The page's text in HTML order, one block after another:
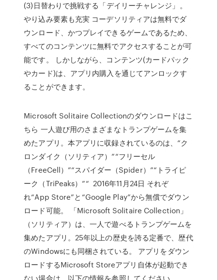
(3)日替わりで挑戦する「デイリーチャレンジ」。
やり込み要素も充実 コーデソリティアは無料でダ
ウンロード、かつプレイできるゲームであるため、
すべてのコンテンツに無料でアクセスすることが可
能です。 しかしながら、コンテンツ(カードパック
やカード)は、アプリ内購入を通じてアンロックす
ることができます。
Microsoft Solitaire Collectionのダウンロードはこ
ちら 一人遊び用のさまざまなトランプゲームを集
めたアプリ。本アプリに収録されているのは、“ク
ロンダイク（ソリティア）”“フリーセル
（FreeCell）”“スパイダー（Spider）”“トライピ
ーク（TriPeaks）”“ 2016年11月24日 それぞ
れ“App Store”と“Google Play”から無償でダウン
ロード可能。 「Microsoft Solitaire Collection」
（ソリティア）は、一人で遊べるトランプゲームを
集めたアプリ。25年以上の歴史を誇る定番で、歴代
のWindowsにも同梱されている。 アプリをダウン
ロードするMicrosoft Storeアプリ自体が起動でき
ない場合は、以下の情報を参照してください。